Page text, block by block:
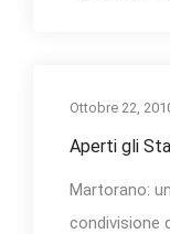
Ottobre 22,
Aperti gli
Martorano:
condivisione